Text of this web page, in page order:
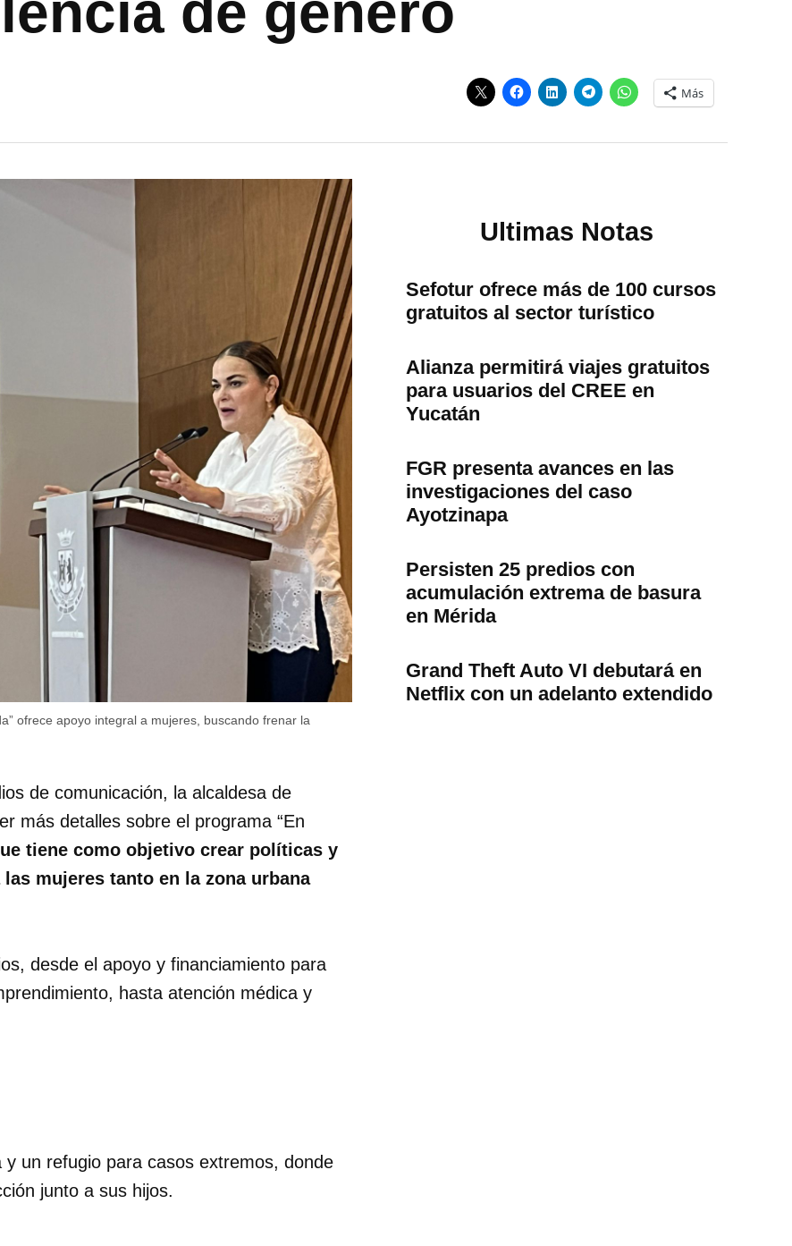
Más
ofrece apoyo integral a mujeres, buscando frenar la
de comunicación, la alcaldesa de
más detalles sobre el programa “En
tiene como objetivo crear políticas y
mujeres tanto en la zona urbana
desde el apoyo y financiamiento para
hasta atención médica y
un refugio para casos extremos, donde
junto a sus hijos.
Ultimas Notas
Sefotur ofrece más de 100 cursos
gratuitos al sector turístico
Alianza permitirá viajes gratuitos
para usuarios del CREE en
Yucatán
FGR presenta avances en las
investigaciones del caso
Ayotzinapa
Persisten 25 predios con
acumulación extrema de basura
en Mérida
Grand Theft Auto VI debutará en
Netflix con un adelanto extendido